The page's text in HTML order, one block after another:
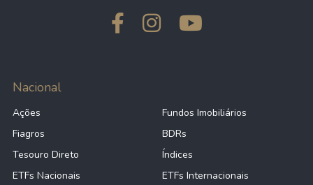
Nacional
Ações
Fundos Imobiliários
Fiagros
BDRs
Tesouro Direto
Índices
ETFs Nacionais
ETFs Internacionais